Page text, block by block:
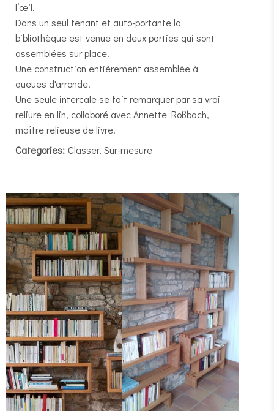
l’œil.
Dans un seul tenant et auto-portante la
bibliothèque est venue en deux parties qui sont
assemblées sur place.
Une construction entièrement assemblée à
queues d'arronde.
Une seule intercale se fait remarquer par sa vrai
reliure en lin, collaboré avec Annette Roßbach,
maître relieuse de livre.
Categories: Classer, Sur-mesure